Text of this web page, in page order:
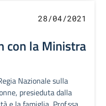
28/04/2021
con la Ministra
Nazionale sulla
presieduta dalla